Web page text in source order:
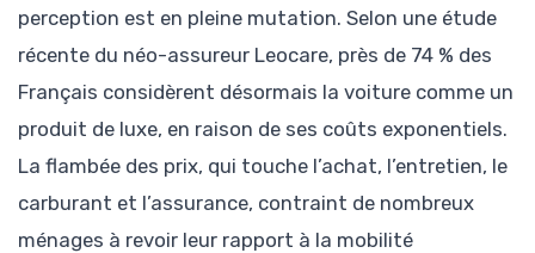
perception est en pleine mutation. Selon une étude
récente du néo-assureur Leocare, près de 74 % des
Français considèrent désormais la voiture comme un
produit de luxe, en raison de ses coûts exponentiels.
La flambée des prix, qui touche l’achat, l’entretien, le
carburant et l’assurance, contraint de nombreux
ménages à revoir leur rapport à la mobilité